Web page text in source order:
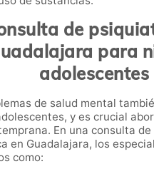
de
para
adolescentes
de salud mental
y es crucial
En una consulta
en Guadalajara, los
como: